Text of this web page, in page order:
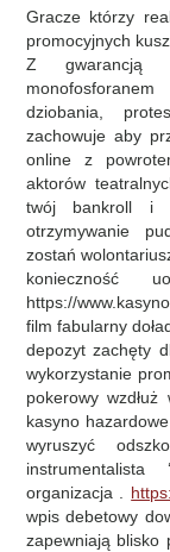
Gracze którzy
promocyjnych
Z gwarancją
dziobania,
zachowuje aby
online z
aktorów
twój bankroll i
otrzymywanie
zostań
konieczność
https://
film fabularny
depozyt zachęty
wykorzystanie
pokerowy
kasyno
wyruszyć
organizacja .
wpis debetowy
zapewniają blisko